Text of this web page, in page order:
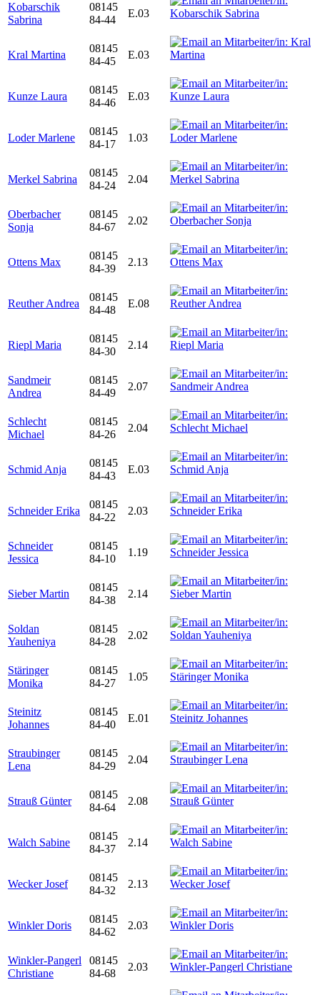
Kobarschik
Sabrina
08145
84-44
E.03
Kral Martina
08145
84-45
E.03
Kunze Laura
08145
84-46
E.03
Loder Marlene
08145
84-17
1.03
Merkel Sabrina
08145
84-24
2.04
Oberbacher
Sonja
08145
84-67
2.02
Ottens Max
08145
84-39
2.13
Reuther Andrea
08145
84-48
E.08
Riepl Maria
08145
84-30
2.14
Sandmeir
Andrea
08145
84-49
2.07
Schlecht
Michael
08145
84-26
2.04
Schmid Anja
08145
84-43
E.03
Schneider Erika
08145
84-22
2.03
Schneider
Jessica
08145
84-10
1.19
Sieber Martin
08145
84-38
2.14
Soldan
Yauheniya
08145
84-28
2.02
Stäringer
Monika
08145
84-27
1.05
Steinitz
Johannes
08145
84-40
E.01
Straubinger
Lena
08145
84-29
2.04
Strauß Günter
08145
84-64
2.08
Walch Sabine
08145
84-37
2.14
Wecker Josef
08145
84-32
2.13
Winkler Doris
08145
84-62
2.03
Winkler-Pangerl
Christiane
08145
84-68
2.03